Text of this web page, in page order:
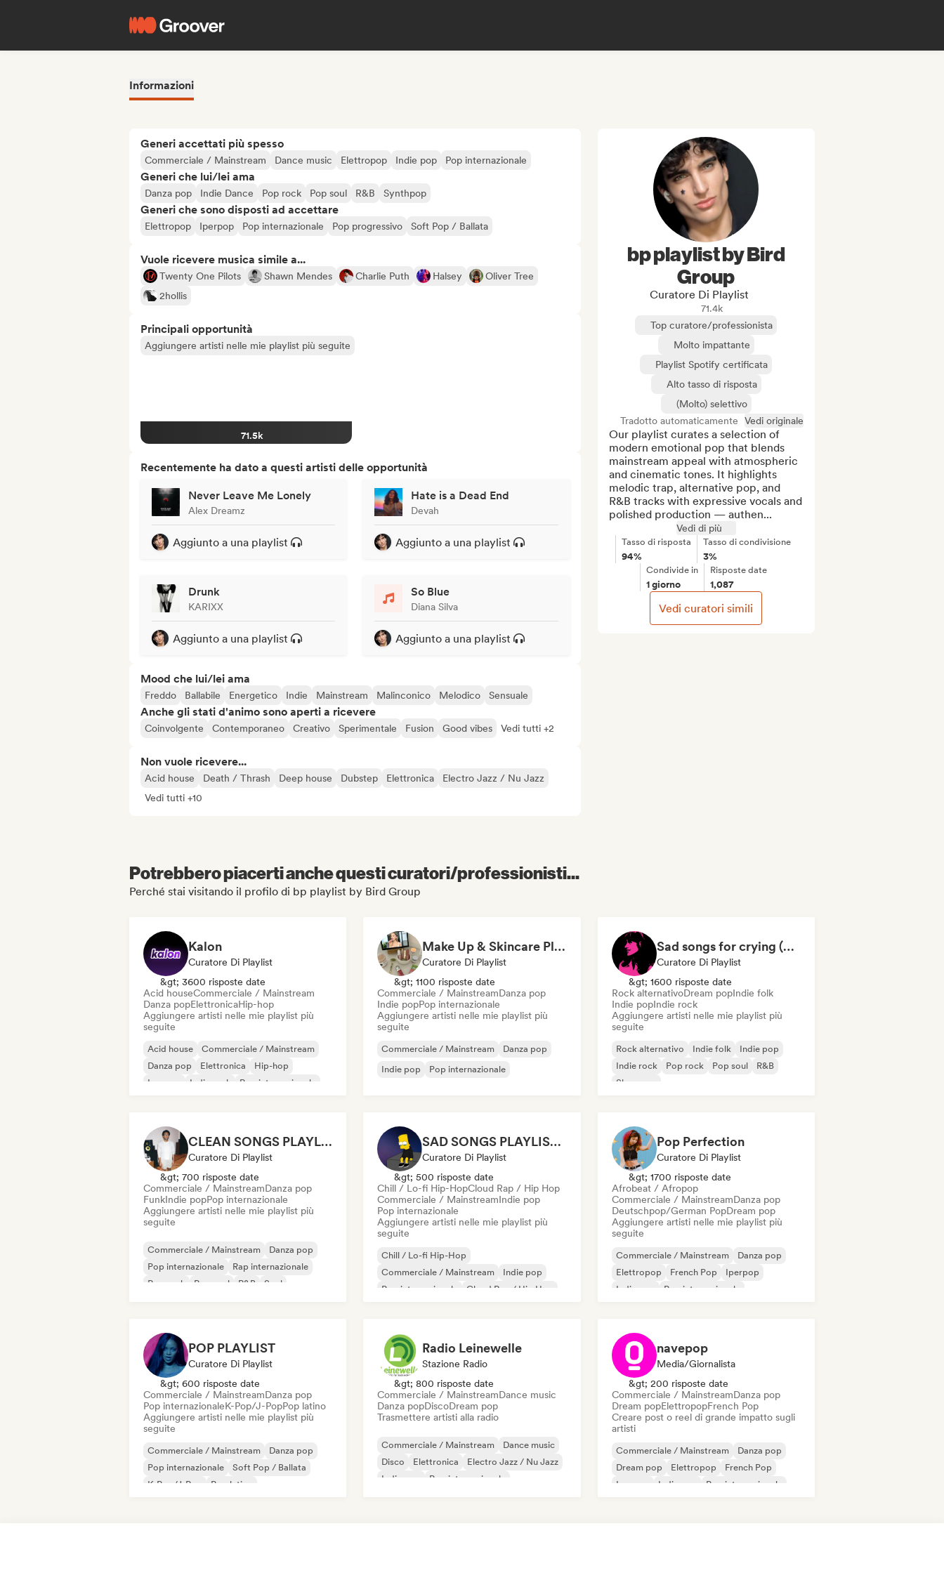
Informazioni
Generi accettati più spesso
Commerciale / Mainstream Dance music Elettropop Indie pop Pop internazionale
Generi che lui/lei ama
Danza pop Indie Dance Pop rock Pop soul R&B Synthpop
Generi che sono disposti ad accettare
Elettropop Iperpop Pop internazionale Pop progressivo Soft Pop / Ballata
Vuole ricevere musica simile a...
Twenty One Pilots Shawn Mendes Charlie Puth Halsey
Oliver Tree
2hollis
Principali opportunità
Aggiungere artisti nelle mie playlist più seguite
71.5k
Recentemente ha dato a questi artisti delle opportunità
Never Leave Me Lonely
Alex Dreamz
Aggiunto a una playlist
Hate is a Dead End
Devah
Aggiunto a una playlist
Drunk
KARIXX
Aggiunto a una playlist
So Blue
Diana Silva
Aggiunto a una playlist
Mood che lui/lei ama
Freddo Ballabile Energetico Indie Mainstream Malinconico Melodico Sensuale
Anche gli stati d'animo sono aperti a ricevere
Coinvolgente Contemporaneo Creativo Sperimentale Fusion Good vibes Vedi tutti +2
Non vuole ricevere...
Acid house Death / Thrash Deep house Dubstep Elettronica
Electro Jazz / Nu Jazz
Vedi tutti +10
bp playlist by Bird
Group
Curatore Di Playlist
71.4k
Top curatore/professionista
Molto impattante
Playlist Spotify certificata
Alto tasso di risposta
(Molto) selettivo
Tradotto automaticamente
Vedi originale
Our playlist curates a selection of
modern emotional pop that blends
mainstream appeal with atmospheric
and cinematic tones. It highlights
melodic trap, alternative pop, and
R&B tracks with expressive vocals and
polished production — authen...
Vedi di più
Tasso di risposta
94%
Tasso di condivisione
3%
Condivide in
1 giorno
Risposte date
1,087
Vedi curatori simili
Potrebbero piacerti anche questi curatori/professionisti...
Perché stai visitando il profilo di bp playlist by Bird Group
Kalon
Curatore Di Playlist
&gt; 3600 risposte date
Acid houseCommerciale / Mainstream
Danza popElettronicaHip-hop
Aggiungere artisti nelle mie playlist più
seguite
Acid house
Commerciale / Mainstream
Danza pop
Elettronica
Hip-hop
Iperpop
Indie rock Pop internazionale
Make Up & Skincare Playlist
Curatore Di Playlist
&gt; 1100 risposte date
Commerciale / MainstreamDanza pop
Indie popPop internazionale
Aggiungere artisti nelle mie playlist più
seguite
Commerciale / Mainstream
Danza pop
Indie pop
Pop internazionale
Sad songs for crying (by Sweety)
Curatore Di Playlist
&gt; 1600 risposte date
Rock alternativoDream popIndie folk
Indie popIndie rock
Aggiungere artisti nelle mie playlist più
seguite
Rock alternativo Indie folk
Indie pop
Indie rock
Pop rock Pop soul
R&B
Shoegaze
CLEAN SONGS PLAYLIST
Curatore Di Playlist
&gt; 700 risposte date
Commerciale / MainstreamDanza pop
FunkIndie popPop internazionale
Aggiungere artisti nelle mie playlist più
seguite
Commerciale / Mainstream
Danza pop
Pop internazionale
Rap internazionale
Pop rock
Pop soul R&B Soul
SAD SONGS PLAYLIST (for the boys)
Curatore Di Playlist
&gt; 500 risposte date
Chill / Lo-fi Hip-HopCloud Rap / Hip Hop
Commerciale / MainstreamIndie pop
Pop internazionale
Aggiungere artisti nelle mie playlist più
seguite
Chill / Lo-fi Hip-Hop
Commerciale / Mainstream
Indie pop
Pop internazionale
Cloud Rap / Hip Hop
Pop Perfection
Curatore Di Playlist
&gt; 1700 risposte date
Afrobeat / Afropop
Commerciale / MainstreamDanza pop
Deutschpop/German PopDream pop
Aggiungere artisti nelle mie playlist più
seguite
Commerciale / Mainstream
Danza pop
Elettropop
French Pop
Iperpop
Indie pop
Pop internazionale
POP PLAYLIST
Curatore Di Playlist
&gt; 600 risposte date
Commerciale / MainstreamDanza pop
Pop internazionaleK-Pop/J-PopPop latino
Aggiungere artisti nelle mie playlist più
seguite
Commerciale / Mainstream
Danza pop
Pop internazionale
Soft Pop / Ballata
K-Pop/J-Pop
Pop latino
Radio Leinewelle
Stazione Radio
&gt; 800 risposte date
Commerciale / MainstreamDance music
Danza popDiscoDream pop
Trasmettere artisti alla radio
Commerciale / Mainstream
Dance music
Disco
Elettronica
Electro Jazz / Nu Jazz
Indie pop
Pop internazionale
navepop
Media/Giornalista
&gt; 200 risposte date
Commerciale / MainstreamDanza pop
Dream popElettropopFrench Pop
Creare post o reel di grande impatto sugli
artisti
Commerciale / Mainstream
Danza pop
Dream pop
Elettropop
French Pop
Iperpop
Indie pop Pop internazionale